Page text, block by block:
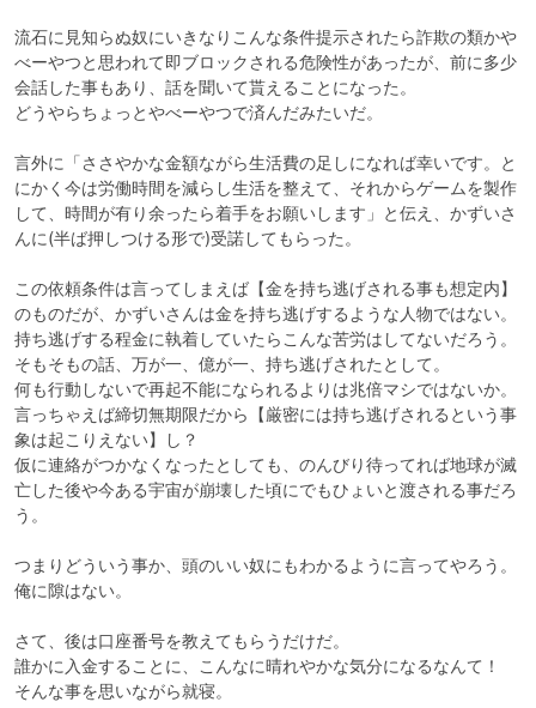
流石に見知らぬ奴にいきなりこんな条件提示されたら詐欺の類かや
べーやつと思われて即ブロックされる危険性があったが、前に多少
会話した事もあり、話を聞いて貰えることになった。
どうやらちょっとやべーやつで済んだみたいだ。
言外に「ささやかな金額ながら生活費の足しになれば幸いです。と
にかく今は労働時間を減らし生活を整えて、それからゲームを製作
して、時間が有り余ったら着手をお願いします」と伝え、かずいさ
んに(半ば押しつける形で)受諾してもらった。
この依頼条件は言ってしまえば【金を持ち逃げされる事も想定内】
のものだが、かずいさんは金を持ち逃げするような人物ではない。
持ち逃げする程金に執着していたらこんな苦労はしてないだろう。
そもそもの話、万が一、億が一、持ち逃げされたとして。
何も行動しないで再起不能になられるよりは兆倍マシではないか。
言っちゃえば締切無期限だから【厳密には持ち逃げされるという事
象は起こりえない】し？
仮に連絡がつかなくなったとしても、のんびり待ってれば地球が滅
亡した後や今ある宇宙が崩壊した頃にでもひょいと渡される事だろ
う。
つまりどういう事か、頭のいい奴にもわかるように言ってやろう。
俺に隙はない。
さて、後は口座番号を教えてもらうだけだ。
誰かに入金することに、こんなに晴れやかな気分になるなんて！
そんな事を思いながら就寝。